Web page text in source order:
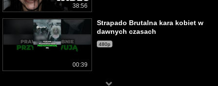
38:56
00:39
Strapado Brutalna kara kobiet w
dawnych czasach
480p